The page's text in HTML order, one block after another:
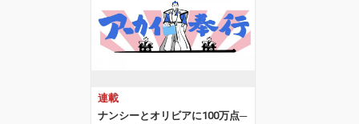
連載
ナンシーとオリビアに100万点─